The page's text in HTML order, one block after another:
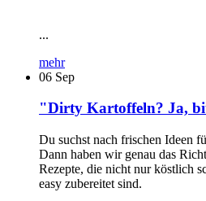
...
mehr
06 Sep
"Dirty Kartoffeln? Ja,
Du suchst nach frischen Ideen
Dann haben wir genau das
Rezepte, die nicht nur köstlich
easy zubereitet sind.